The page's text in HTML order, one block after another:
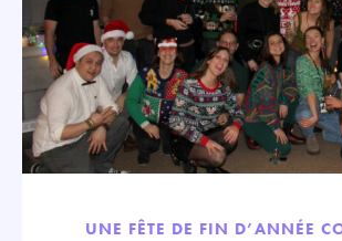
UNE FÊTE DE FIN D’ANNÉE